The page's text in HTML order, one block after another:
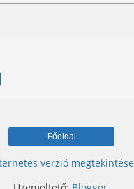
Főoldal
verzió megtekintése